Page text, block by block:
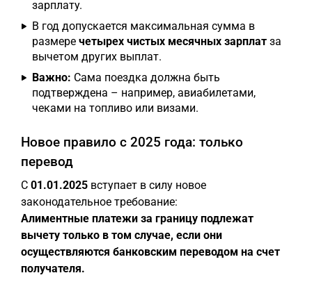
зарплату.
В год допускается максимальная сумма в
размере четырех чистых месячных зарплат за
вычетом других выплат.
Важно: Сама поездка должна быть
подтверждена – например, авиабилетами,
чеками на топливо или визами.
Новое правило с 2025 года: только
перевод
С 01.01.2025 вступает в силу новое
законодательное требование:
Алиментные платежи за границу подлежат
вычету только в том случае, если они
осуществляются банковским переводом на счет
получателя.